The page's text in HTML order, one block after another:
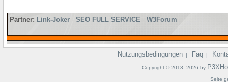
Partner: Link-Joker - SEO FULL SERVICE - W3Forum
Nutzungsbedingungen | Faq |
Copyright © 2013 -2026 by
Seite